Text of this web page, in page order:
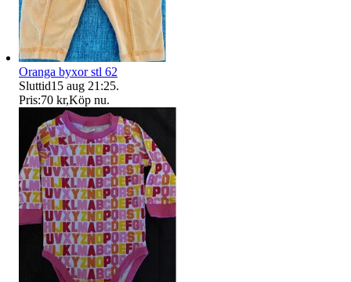
Oranga byxor stl 62
Sluttid15 aug 21:25.
Pris:70 kr,Köp nu.